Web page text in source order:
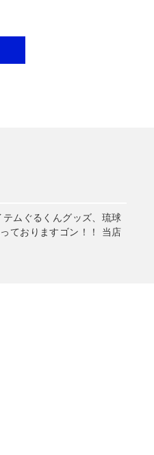
ムぐるくんグッズ、琉球
ておりますゴン！！ 当店